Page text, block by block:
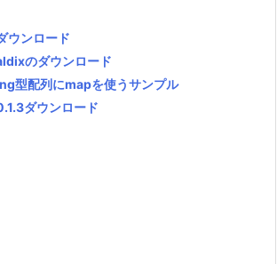
ウンロード
のダウンロード
型配列にmapを使うサンプル
ダウンロード